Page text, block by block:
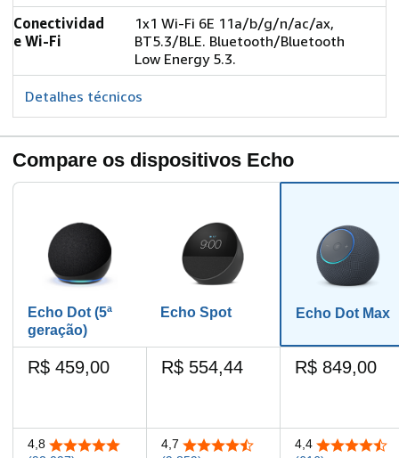
Conectividad
e Wi-Fi
1x1 Wi-Fi 6E 11a/b/g/n/ac/ax,
BT5.3/BLE. Bluetooth/Bluetooth
Low Energy 5.3.
Detalhes técnicos
Compare os dispositivos Echo
Echo Dot (5ª
geração)
Echo Spot Echo Dot Max
R$ 459,00 R$ 554,44 R$ 849,00
4,8 4,8 de 5 estrelas
4,7 4,7 de 5 estrelas
4,4 4,4 de 5